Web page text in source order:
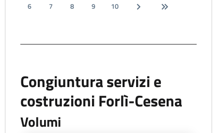
6
7 8 9 10
Congiuntura servizi e
costruzioni Forlì-Cesena
Volumi